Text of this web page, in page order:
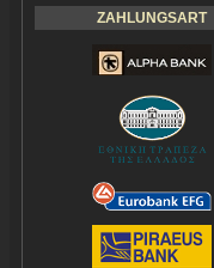
ZAHLUNGSART